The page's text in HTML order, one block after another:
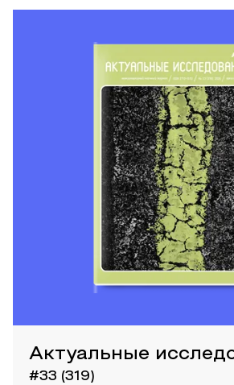
Актуальные
#33 (319)